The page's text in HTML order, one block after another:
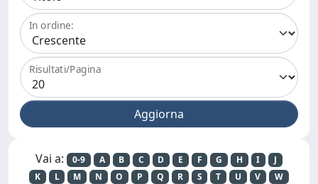
In ordine:
Risultati/Pagina
Vai a: 0-9 A B C D E F G H I
J
K
L M N O P Q R S T U V
W